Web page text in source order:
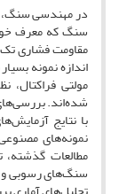
در مهندسی سنگ،
سنگ که معرف
مقاومت فشاری تک
اندازه نمونه
مولتی
شده‌اند.
با نتایج
نمونه‌های
مطالعات گذشته،
سنگ‌های رسوبی و